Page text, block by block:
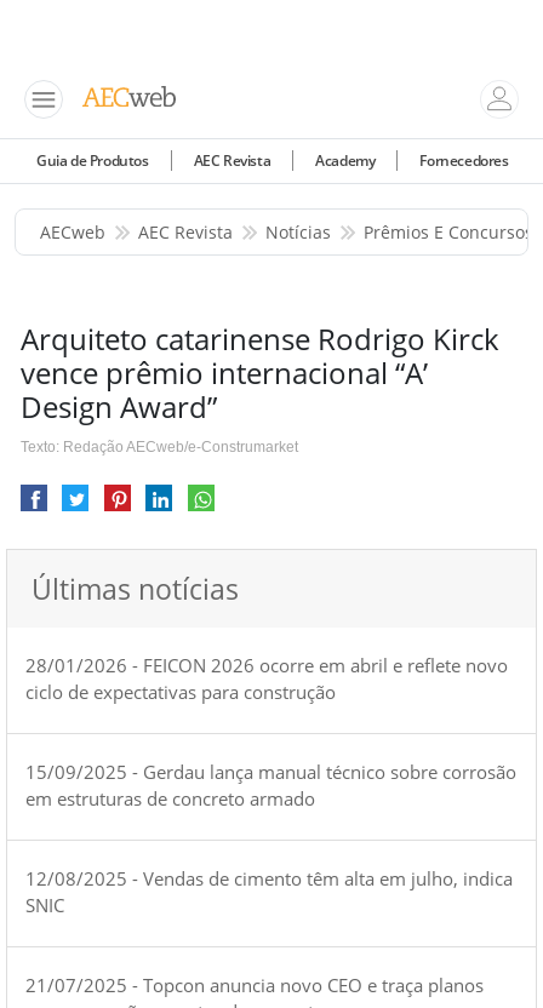
Guia de Produtos AEC Revista Academy Fornecedores
AECweb AEC Revista Notícias Prêmios E Concursos
Arquiteto catarinense Rodrigo Kirck
vence prêmio internacional “A’
Design Award”
Texto: Redação AECweb/e-Construmarket
Últimas notícias
28/01/2026 - FEICON 2026 ocorre em abril e reflete novo
ciclo de expectativas para construção
15/09/2025 - Gerdau lança manual técnico sobre corrosão
em estruturas de concreto armado
12/08/2025 - Vendas de cimento têm alta em julho, indica
SNIC
21/07/2025 - Topcon anuncia novo CEO e traça planos